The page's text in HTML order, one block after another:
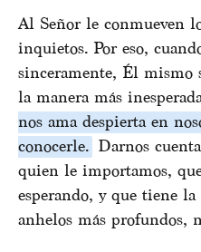
Al Señor le conmueven
inquietos. Por eso,
sinceramente, Él mismo
la manera más
nos ama despierta en
conocerle. Darnos
quien le importamos,
esperando, y que tiene la
anhelos más profundos,